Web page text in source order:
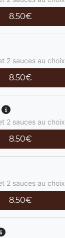
8.50€
2 sauces au choix
8.50€
2 sauces au choix
8.50€
2 sauces au choix
8.50€